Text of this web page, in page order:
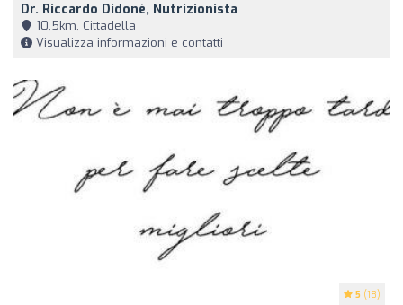
Dr. Riccardo Didonè, Nutrizionista
10,5km, Cittadella
Visualizza informazioni e contatti
5 (18)